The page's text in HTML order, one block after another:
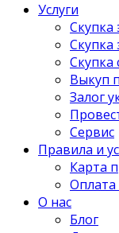
Услуги
Скупка
Скупка
Скупка
Выкуп
Залог
Сервис
Правила и
Карта
Оплата
О нас
Блог